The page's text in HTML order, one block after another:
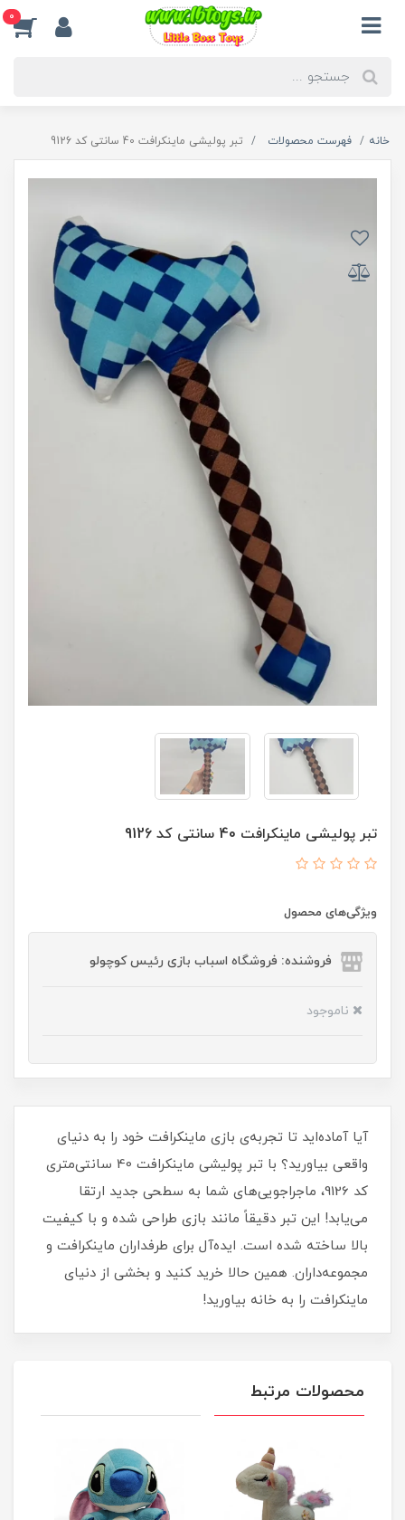
0
خانه فهرست محصولات تبر پولیشی ماینکرافت 40 سانتی کد 9126
تبر پولیشی ماینکرافت 40 سانتی کد 9126
ویژگی‌های محصول
فروشنده: فروشگاه اسباب بازی رئیس کوچولو
ناموجود
آیا آماده‌اید تا تجربه‌ی بازی ماینکرافت خود را به دنیای
واقعی بیاورید؟ با تبر پولیشی ماینکرافت 40 سانتی‌متری
کد 9126، ماجراجویی‌های شما به سطحی جدید ارتقا
می‌یابد! این تبر دقیقاً مانند بازی طراحی شده و با کیفیت
بالا ساخته شده است. ایده‌آل برای طرفداران ماینکرافت و
مجموعه‌داران. همین حالا خرید کنید و بخشی از دنیای
ماینکرافت را به خانه بیاورید!
محصولات مرتبط